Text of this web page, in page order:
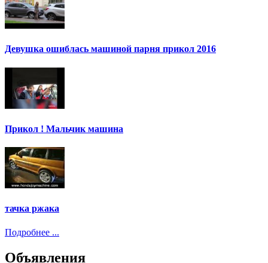
Девушка ошиблась машиной парня прикол 2016
Прикол ! Мальчик машина
тачка ржака
Подробнее ...
Объявления